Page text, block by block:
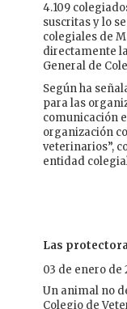
4.109
suscritas y lo
colegiales de
directamente
General de
Según ha
para las
comunicación
organización
veterinarios”,
entidad
Las
03 de enero de
Un animal no
Colegio de